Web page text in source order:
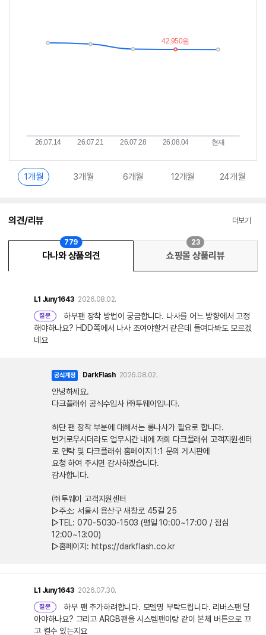
란?
1개월 3개월 6개월 12개월 24개월
의견/리뷰 더보기
다나와 상품의견
779
쇼핑몰 상품리뷰
23
L1 Juny1643 2026.08.02.
질문
하부팬 장착 방법이 궁금합니다. 나사를 어느 방향에서 고정
해야하나요? HDD쪽에서 나사 조여야할거 같은데 들여다봐도 모르겠
네요
공식계정 DarkFlash 2026.08.02.
안녕하세요.
다크플래쉬 공식수입사 ㈜투웨이입니다.
하단 팬 장착 부분에 대해서는 롱나사가 필요로 합니다.
번거로우시더라도 업무시간 내에 저희 다크플래쉬 고객지원센터
로 연락 및 다크플래쉬 홈페이지 1:1 문의 게시판에
요청 하여 주시면 감사하겠습니다.
감사합니다.
㈜투웨이 고객지원센터
▷주소: 서울시 용산구 새창로 45길 25
▷TEL: 070-5030-1503 (평일 10:00~17:00 / 점심
12:00~13:00)
▷홈페이지: https://darkflash.co.kr
L1 Juny1643 2026.07.30.
질문
하부 팬 추가하려합니다. 모델명 부탁드립니다. 리버스팬 달
아야하나요? 그리고 ARGB팬을 시스템팬이랑 같이 본체 버튼으로 끄
고 켤수 있는지요